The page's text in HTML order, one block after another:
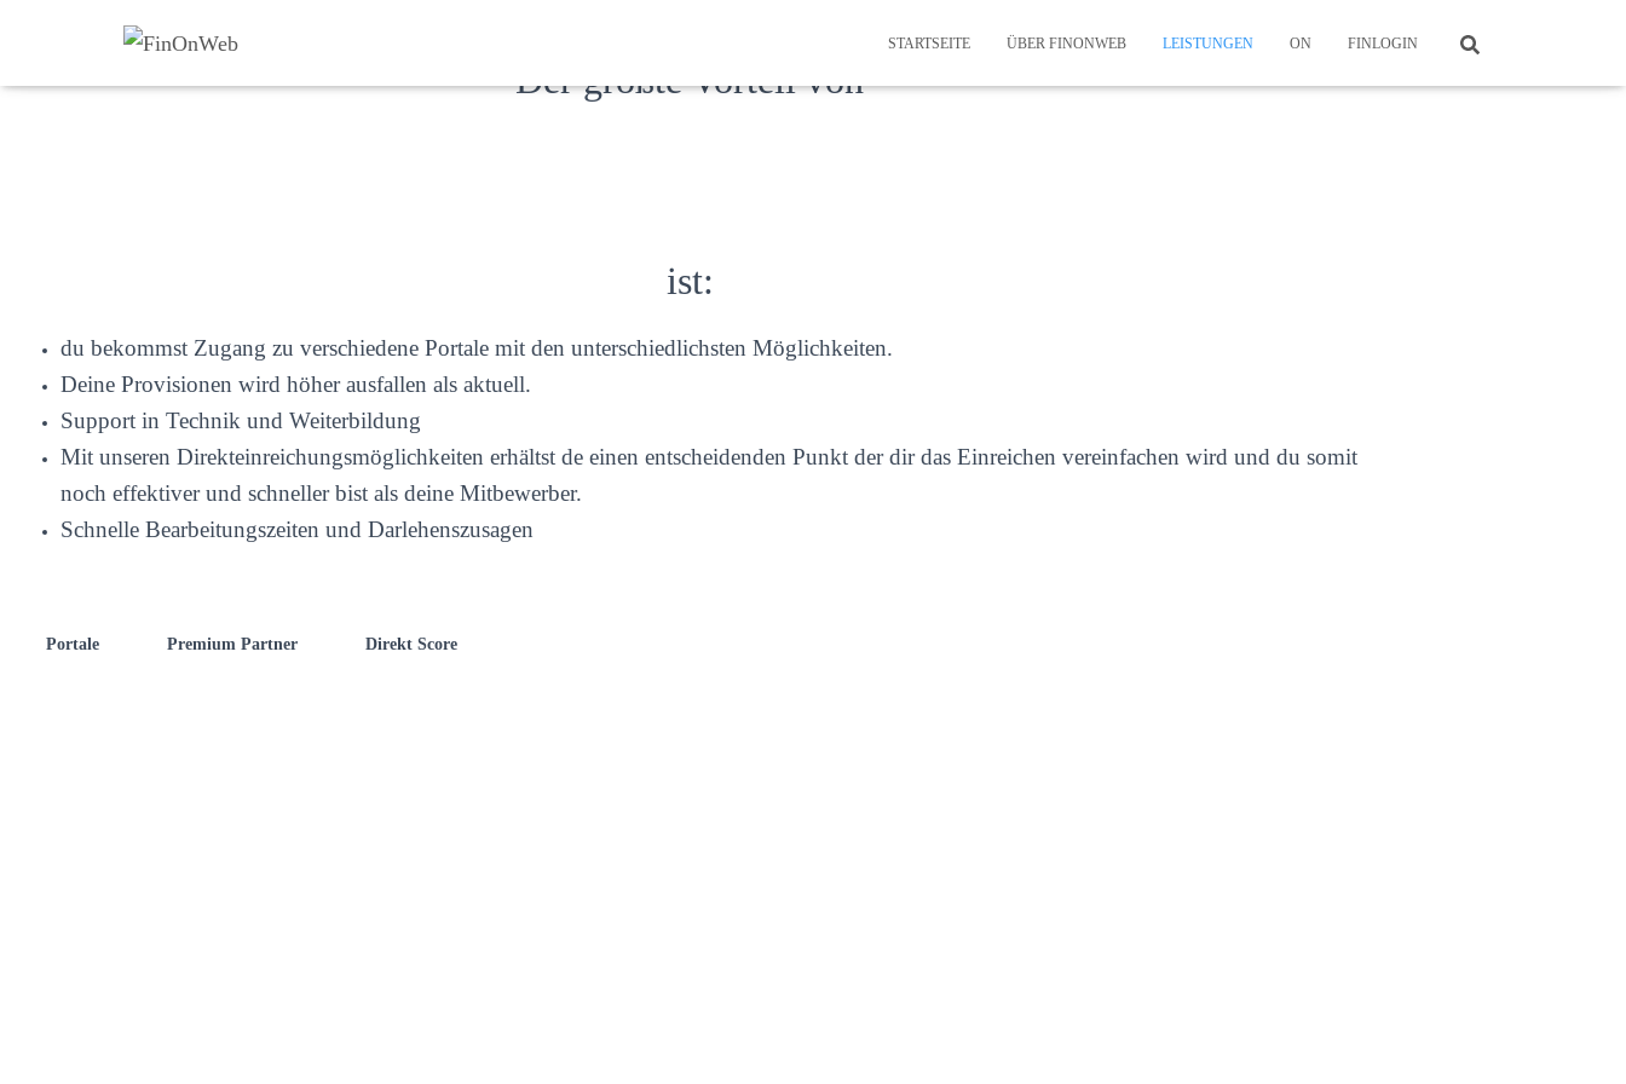
STARTSEITE ÜBER FINONWEB LEISTUNGEN ON FINLOGIN
Der größte Vorteil von
ist:
du bekommst Zugang zu verschiedene Portale mit den unterschiedlichsten Möglichkeiten.
Deine Provisionen wird höher ausfallen als aktuell.
Support in Technik und Weiterbildung
Mit unseren Direkteinreichungsmöglichkeiten erhältst de einen entscheidenden Punkt der dir das Einreichen vereinfachen wird und du somit
noch effektiver und schneller bist als deine Mitbewerber.
Schnelle Bearbeitungszeiten und Darlehenszusagen
Portale Premium Partner Direkt Score